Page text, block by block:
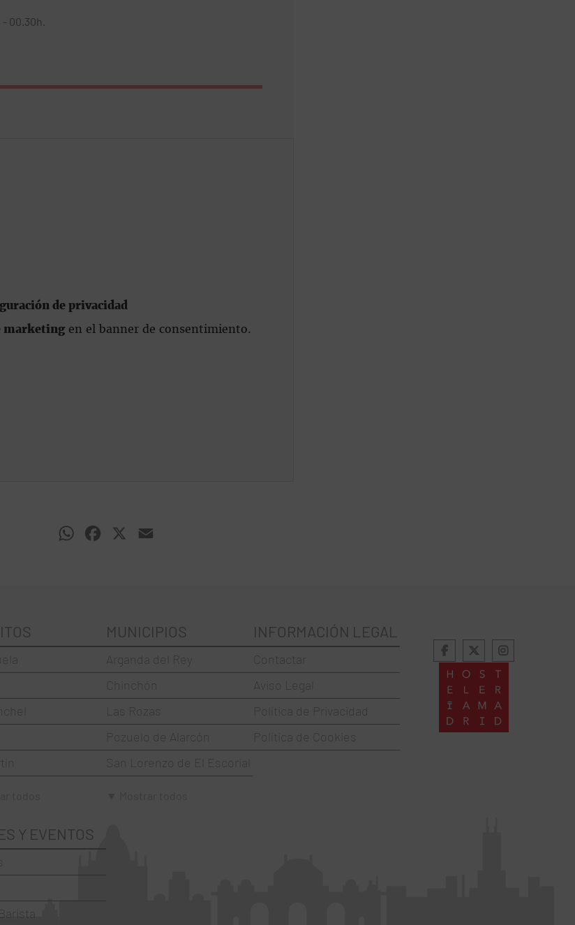
- 00.30h.
de privacidad
marketing en el banner de consentimiento.
WhatsAppFacebook
El Pardo
Aravaca
Y EVENTOS
MUNICIPIOS
Arganda del Rey
Chinchón
Las Rozas
Pozuelo de Alarcón
San Lorenzo de El Escorial
INFORMACIÓN LEGAL
Contactar
Aviso Legal
Política de Privacidad
Política de Cookies